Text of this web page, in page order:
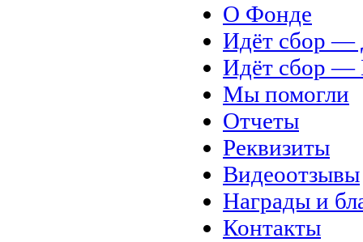
О Фонде
Идёт сбор
Идёт сбор
Мы помогли
Отчеты
Реквизиты
Видеоотзывы
Награды и
Контакты